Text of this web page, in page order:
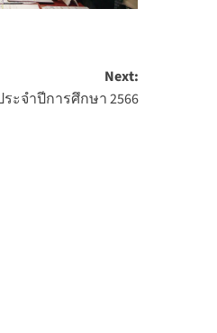
Next:
จำปีการศึกษา 2566